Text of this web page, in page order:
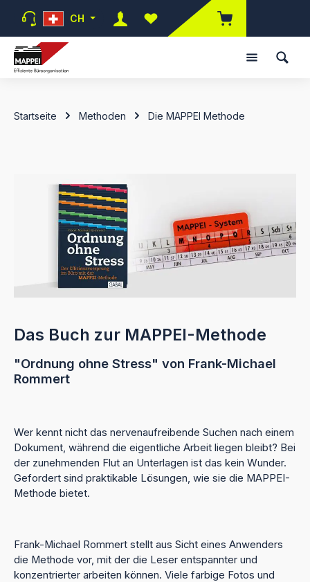
Zum Hauptinhalt springen
CH
Du hast 0 Produkte auf dem
Startseite Methoden Die MAPPEI Methode
Das Buch zur MAPPEI-Methode
"Ordnung ohne Stress" von Frank-Michael
Rommert
Wer kennt nicht das nervenaufreibende Suchen nach einem
Dokument, während die eigentliche Arbeit liegen bleibt? Bei
der zunehmenden Flut an Unterlagen ist das kein Wunder.
Gefordert sind praktikable Lösungen, wie sie die MAPPEI-
Methode bietet.
Frank-Michael Rommert stellt aus Sicht eines Anwenders
die Methode vor, mit der die Leser entspannter und
konzentrierter arbeiten können. Viele farbige Fotos und